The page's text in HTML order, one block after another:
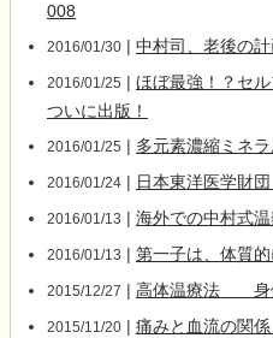
008
2016/01/30| 中村司、老後の
2016/01/25 | ほぼ最強！？セ
ついに出版！
2016/01/25 | 多元素濃縮ミネ
2016/01/24| 日本東洋医学財
2016/01/13 | 海外での中村式
2016/01/13 | 第一子は、体質的
2015/12/27 | 高体温療法 身
2015/11/20| 痛みと血流の関